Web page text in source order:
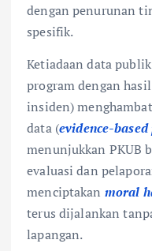
dengan penurunan
spesifik.
Ketiadaan data
program dengan
insiden)
data (evidence-
menunjukkan PKUB
evaluasi dan
menciptakan moral
terus dijalankan
lapangan.